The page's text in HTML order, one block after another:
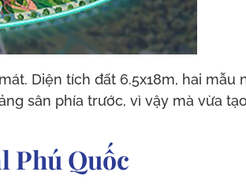
Diện tích đất 6.5x18m, hai mẫu
sân phía trước, vì vậy mà vừa
Phú Quốc